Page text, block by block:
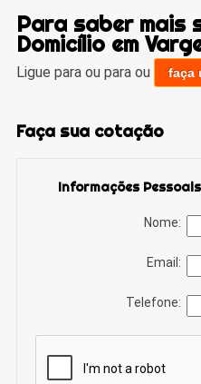
Para saber mais
Domicílio em
Ligue para ou para ou faça
Faça sua cotação
Informações Pessoais
Nome:
Email:
Telefone: